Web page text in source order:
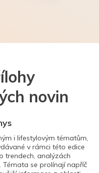
novin
i lifestylovým tématům,
v rámci této edice
trendech, analýzách
Témata se prolínají napříč